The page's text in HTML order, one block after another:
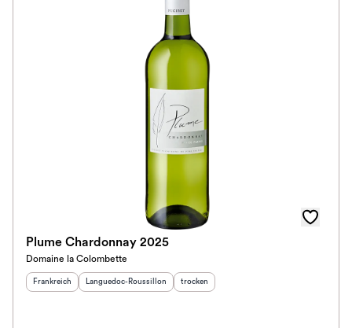
Plume Chardonnay 2025
Domaine la Colombette
Herkunftsland
Frankreich Herkunftsregion:
Languedoc-Roussillon Geschmack
trocken